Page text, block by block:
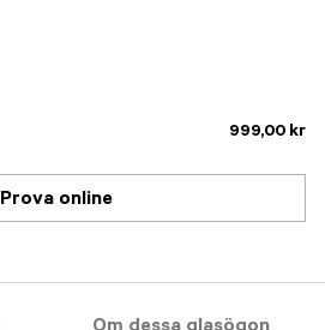
999,00 kr
Prova online